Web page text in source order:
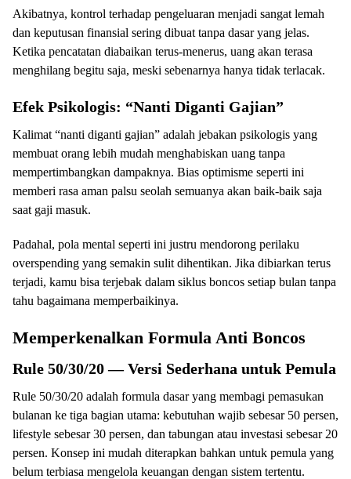
Akibatnya, kontrol terhadap pengeluaran menjadi sangat lemah
dan keputusan finansial sering dibuat tanpa dasar yang jelas.
Ketika pencatatan diabaikan terus-menerus, uang akan terasa
menghilang begitu saja, meski sebenarnya hanya tidak terlacak.
Efek Psikologis: “Nanti Diganti Gajian”
Kalimat “nanti diganti gajian” adalah jebakan psikologis yang
membuat orang lebih mudah menghabiskan uang tanpa
mempertimbangkan dampaknya. Bias optimisme seperti ini
memberi rasa aman palsu seolah semuanya akan baik-baik saja
saat gaji masuk.
Padahal, pola mental seperti ini justru mendorong perilaku
overspending yang semakin sulit dihentikan. Jika dibiarkan terus
terjadi, kamu bisa terjebak dalam siklus boncos setiap bulan tanpa
tahu bagaimana memperbaikinya.
Memperkenalkan Formula Anti Boncos
Rule 50/30/20 — Versi Sederhana untuk Pemula
Rule 50/30/20 adalah formula dasar yang membagi pemasukan
bulanan ke tiga bagian utama: kebutuhan wajib sebesar 50 persen,
lifestyle sebesar 30 persen, dan tabungan atau investasi sebesar 20
persen. Konsep ini mudah diterapkan bahkan untuk pemula yang
belum terbiasa mengelola keuangan dengan sistem tertentu.